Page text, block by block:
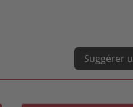
Suggérer